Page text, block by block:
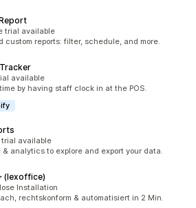
件
trial available
custom reports: filter, schedule, and more.
件available
by having staff clock in at the POS.
件
trial available
& analytics to explore and export your data.
(lexoffice)
件
Installation
rechtskonform & automatisiert in 2 Min.